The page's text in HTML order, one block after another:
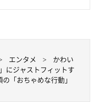
エンタメ
かわい
にジャストフィットす
「おちゃめな行動」